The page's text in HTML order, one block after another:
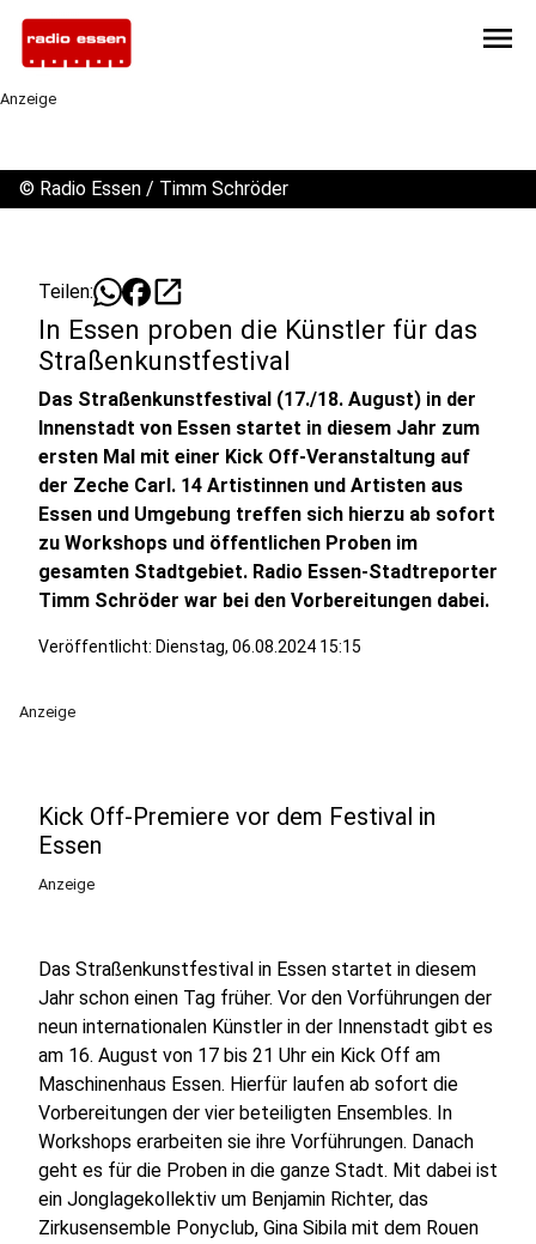
menu
Anzeige
© Radio Essen / Timm Schröder
Teilen: open_in_new
In Essen proben die Künstler für das
Straßenkunstfestival
Das Straßenkunstfestival (17./18. August) in der
Innenstadt von Essen startet in diesem Jahr zum
ersten Mal mit einer Kick Off-Veranstaltung auf
der Zeche Carl. 14 Artistinnen und Artisten aus
Essen und Umgebung treffen sich hierzu ab sofort
zu Workshops und öffentlichen Proben im
gesamten Stadtgebiet. Radio Essen-Stadtreporter
Timm Schröder war bei den Vorbereitungen dabei.
Veröffentlicht: Dienstag, 06.08.2024 15:15
Anzeige
Kick Off-Premiere vor dem Festival in
Essen
Anzeige
Das Straßenkunstfestival in Essen startet in diesem
Jahr schon einen Tag früher. Vor den Vorführungen der
neun internationalen Künstler in der Innenstadt gibt es
am 16. August von 17 bis 21 Uhr ein Kick Off am
Maschinenhaus Essen. Hierfür laufen ab sofort die
Vorbereitungen der vier beteiligten Ensembles. In
Workshops erarbeiten sie ihre Vorführungen. Danach
geht es für die Proben in die ganze Stadt. Mit dabei ist
ein Jonglagekollektiv um Benjamin Richter, das
Zirkusensemble Ponyclub, Gina Sibila mit dem Rouen